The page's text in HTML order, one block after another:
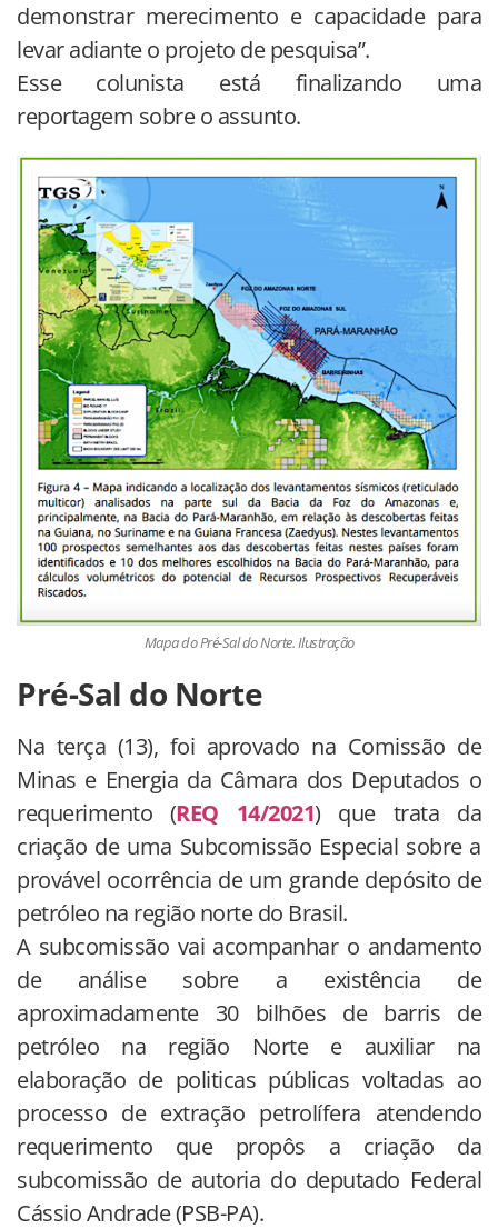
demonstrar merecimento e capacidade para
levar adiante o projeto de pesquisa”.
Esse colunista está finalizando uma
reportagem sobre o assunto.
Mapa do Pré-Sal do Norte. Ilustração
Pré-Sal do Norte
Na terça (13), foi aprovado na Comissão de
Minas e Energia da Câmara dos Deputados o
requerimento (REQ 14/2021) que trata da
criação de uma Subcomissão Especial sobre a
provável ocorrência de um grande depósito de
petróleo na região norte do Brasil.
A subcomissão vai acompanhar o andamento
de análise sobre a existência de
aproximadamente 30 bilhões de barris de
petróleo na região Norte e auxiliar na
elaboração de politicas públicas voltadas ao
processo de extração petrolífera atendendo
requerimento que propôs a criação da
subcomissão de autoria do deputado Federal
Cássio Andrade (PSB-PA).